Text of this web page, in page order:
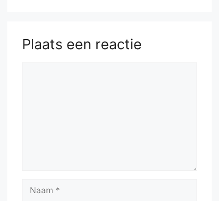
Plaats een reactie
Naam